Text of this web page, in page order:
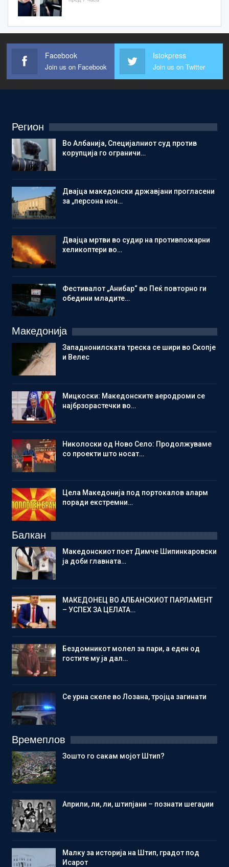
Facebook
Join us on Facebook
Istokpress
Join us on Twitter
Регион
Во Албанија, Специјалниот суд против
корупција го ограничи…
Двајца македонски државјани прогласени
за „персона нон…
Двајца мртви во судир на противпожарни
хеликоптери во…
Фестивалот „Анибар“ во Пеќ повторно ги
обедини младите…
Македонија
Западнонилската треска се шири во Скопје
и Велес
Мицкоски: Македонските аеродроми се
најбрзорастечки во…
Николоски од Ново Село: Продолжуваме
со проекти што носат…
Цела Македонија под портокалов аларм
поради екстремни…
Балкан
Македонскиот поет Димче Шипинкаровски
ја доби главната…
МАКЕДОНЕЦ ВО АЛБАНСКИОТ ПАРЛАМЕНТ
– УСПЕХ ЗА ЦЕЛАТА…
Бездомникот молел за пари, а еден од
гостите му ја дал…
Се урна скеле во Лозана, тројца загинати
Времеплов
Зошто го сакам мојот Штип?
Aприли, ли, ли, штипјани – познати шегаџии
Малку за историја на Штип, градот под
Исарот